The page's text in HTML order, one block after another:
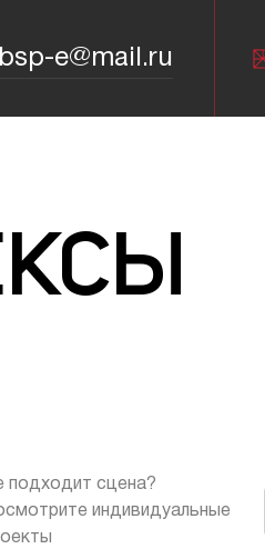
e@mail.ru
e@mail.ru
подходит сцена?
индивидуальные